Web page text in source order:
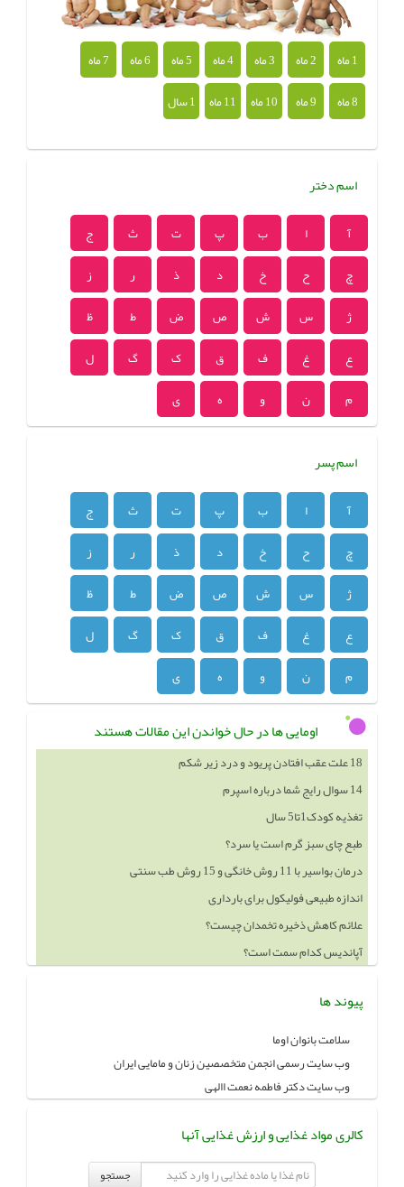
1 ماه 2 ماه 3 ماه 4 ماه 5 ماه 6 ماه
7 ماه
8 ماه
9 ماه 10 ماه 11 ماه 1 سال
اسم دختر
آ ا ب پ ت ث
ج
چ
ح خ د ذ ر
ز
ژ
س ش ص ض ط
ظ
ع
غ ف ق ک گ
ل
م
ن و ه ی
اسم پسر
آ ا ب پ ت ث
ج
چ
ح خ د ذ ر
ز
ژ
س ش ص ض ط
ظ
ع
غ ف ق ک گ
ل
م
ن و ه ی
اومایی ها در حال خواندن این مقالات هستند
18 علت عقب افتادن پریود و درد زیر شکم
14 سوال رایج شما درباره اسپرم
تغذیه کودک1تا5 سال
طبع چای سبز گرم است یا سرد؟
درمان بواسیر با 11 روش خانگی و 15 روش طب سنتی
اندازه طبیعی فولیکول برای بارداری
علائم کاهش ذخیره تخمدان چیست؟
آپاندیس کدام سمت است؟
پیوند ها
سلامت بانوان اوما
وب سایت رسمی انجمن متخصصین زنان و مامایی ایران
وب سایت دکتر فاطمه نعمت االهی
کالری مواد غذایی و ارزش غذایی آنها
جستجو